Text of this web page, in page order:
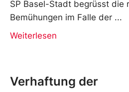
SP Basel-Stadt begrüsst die
Bemühungen im Falle der
Weiterlesen
Verhaftung der